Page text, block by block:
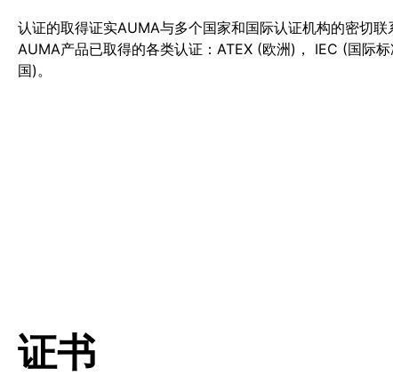
认证的取得证实AUMA与多个国家和国际认证机构的密切联
AUMA产品已取得的各类认证：ATEX (欧洲)， IEC (国际
国)。
证书